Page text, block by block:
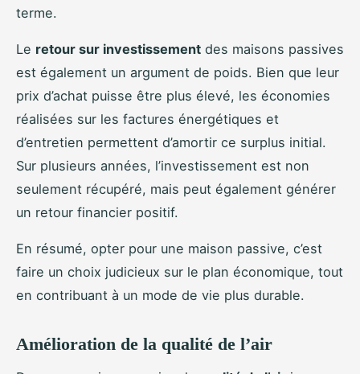
terme.
Le retour sur investissement des maisons passives
est également un argument de poids. Bien que leur
prix d’achat puisse être plus élevé, les économies
réalisées sur les factures énergétiques et
d’entretien permettent d’amortir ce surplus initial.
Sur plusieurs années, l’investissement est non
seulement récupéré, mais peut également générer
un retour financier positif.
En résumé, opter pour une maison passive, c’est
faire un choix judicieux sur le plan économique, tout
en contribuant à un mode de vie plus durable.
Amélioration de la qualité de l’air